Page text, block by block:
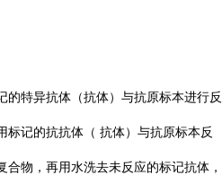
的特异抗体（抗体）与抗原标本进行反
标记的抗抗体（ 抗体）与抗原标本反
物，再用水洗去未反应的标记抗体，